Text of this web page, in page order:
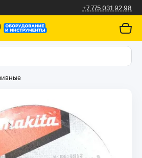
+7 775 031 92 98